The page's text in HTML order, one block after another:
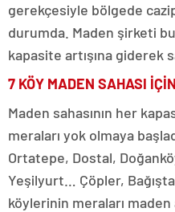
gerekçesiyle bölgede
durumda. Maden şirketi
kapasite artışına giderek
7 KÖY MADEN SAHASI
Maden sahasının her
meraları yok olmaya
Ortatepe, Dostal,
Yeşilyurt… Çöpler,
köylerinin meraları maden